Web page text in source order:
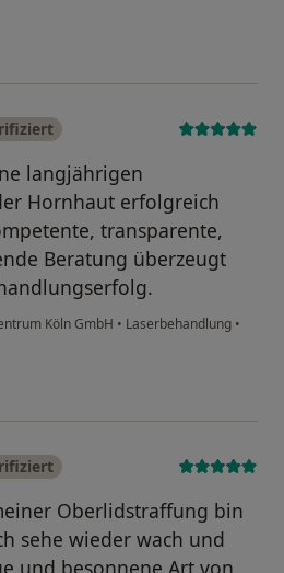
langjährigen
Hornhaut erfolgreich
transparente,
Beratung überzeugt
Köln GmbH • Laserbehandlung •
Oberlidstraffung bin
sehe wieder wach und
und besonnene Art von